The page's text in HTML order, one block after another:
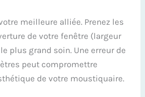
meilleure alliée. Prenez les
de votre fenêtre (largeur
plus grand soin. Une erreur de
peut compromettre
de votre moustiquaire.